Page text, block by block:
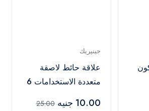
جينيريك
علاقة حائط لاصقة
متعددة الاستخدامات 6
10.00 جنيه
25.00